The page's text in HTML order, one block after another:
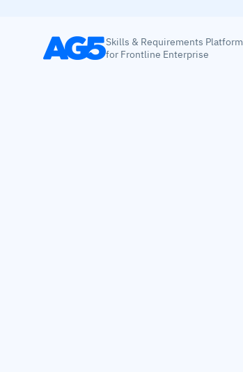
Skills & Requirements Platform
for Frontline Enterprise